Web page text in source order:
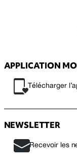
APPLICATION
Télécharger
NEWSLETTER
Recevoir les